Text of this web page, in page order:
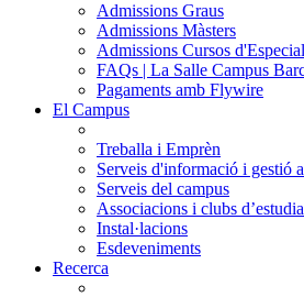
Admissions Graus
Admissions Màsters
Admissions Cursos
FAQs | La Salle Campus
Pagaments amb Flywire
El Campus
Treballa i Emprèn
Serveis d'informació i gestió
Serveis del campus
Associacions i clubs
Instal·lacions
Esdeveniments
Recerca